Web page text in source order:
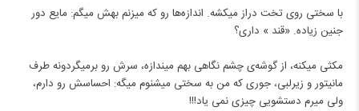
با سختی روی تخت دراز میکشه. اندازه‌ها رو که میزنم بهش میگم: مایع دور
جنین زیاده. «قند » داری؟
مکثی میکنه، از گوشه‌ی چشم نگاهی بهم میندازه، سرش رو برمیگردونه طرف
مانیتور و زیرلبی، جوری که من به سختی میشنوم میگه: احساسش رو دارم،
ولی میرم دستشویی چیزی نمی یاد!!!